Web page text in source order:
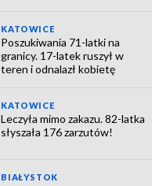
KATOWICE
Poszukiwania 71-latki na
granicy. 17-latek ruszył w
teren i odnalazł kobietę
KATOWICE
Leczyła mimo zakazu. 82-latka
słyszała 176 zarzutów!
BIAŁYSTOK